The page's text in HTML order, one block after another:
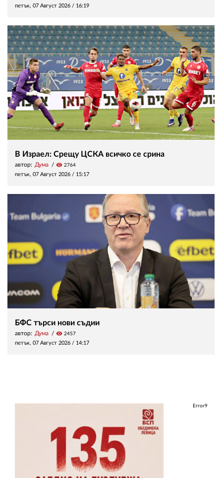
петък, 07 Август 2026 / 16:19
В Израел: Срещу ЦСКА всичко се срина
автор: Дума visibility 2764
петък, 07 Август 2026 / 15:17
БФС търси нови съдии
автор: Дума visibility 2457
петък, 07 Август 2026 / 14:17
Error9